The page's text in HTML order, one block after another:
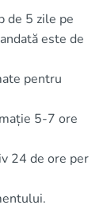
de 5 zile pe
este de
pentru
5-7 ore
24 de ore per